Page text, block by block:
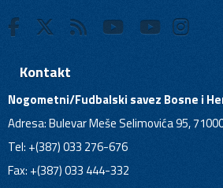
Kontakt
Nogometni/Fudbalski savez Bosne i
Adresa: Bulevar Meše Selimovića 95,
Tel: +(387) 033 276-676
Fax: +(387) 033 444-332